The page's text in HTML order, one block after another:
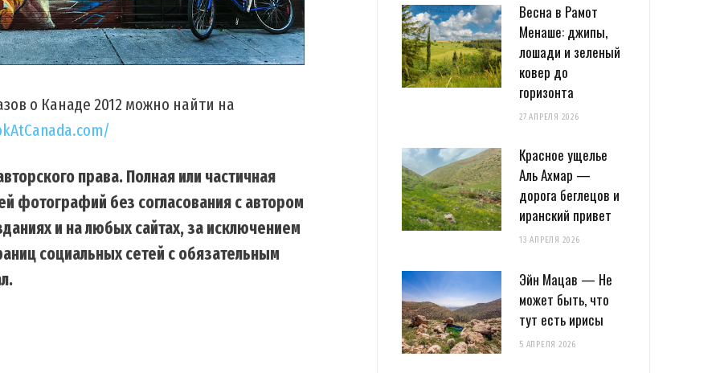
о Канаде 2012 можно найти на
права. Полная или частичная
фотографий без согласования с автором
и на любых сайтах, за исключением
социальных сетей с обязательным
Весна в Рамот
Менаше: джипы,
лошади и зеленый
ковер до
горизонта
27 АПРЕЛЯ 2026
Красное ущелье
Аль Ахмар —
дорога беглецов и
иранский привет
13 АПРЕЛЯ 2026
Эйн Мацав — Не
может быть, что
тут есть ирисы
5 АПРЕЛЯ 2026